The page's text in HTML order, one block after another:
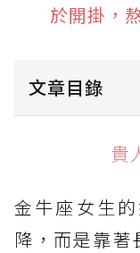
於開掛，
文章目錄
貴人運第3名
貴人運第1名
貴
金牛座女生
降，而是靠著